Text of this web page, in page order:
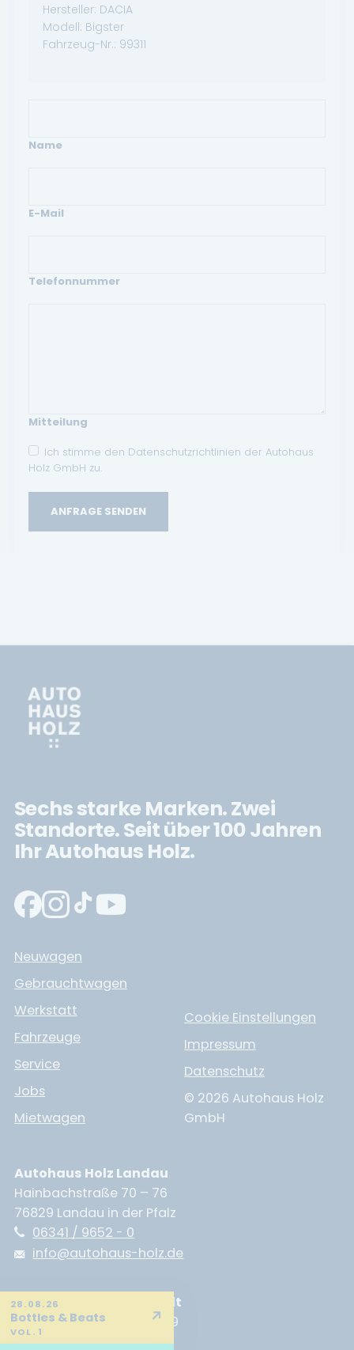
Hersteller: DACIA
Modell: Bigster
Fahrzeug-Nr.: 99311
Name
E-Mail
Telefonnummer
Mitteilung
Ich stimme den Datenschutzrichtlinien der Autohaus
Holz GmbH zu.
ANFRAGE SENDEN
Sechs starke Marken. Zwei
Standorte. Seit über 100 Jahren
Ihr Autohaus Holz.
Neuwagen
Gebrauchtwagen
Werkstatt
Fahrzeuge
Service
Jobs
Mietwagen
Cookie Einstellungen
Impressum
Datenschutz
© 2026 Autohaus Holz
GmbH
Autohaus Holz Landau
Hainbachstraße 70 – 76
76829 Landau in der Pfalz
06341 / 9652 - 0
info@autohaus-holz.de
Autohaus Holz Neustadt
Branchweilerhofstraße 89
67433 Neustadt
28.08.26
Bottles & Beats
VOL. 1
↗